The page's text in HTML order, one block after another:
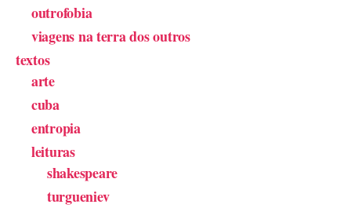
outrofobia
viagens na terra dos outros
textos
arte
cuba
entropia
leituras
shakespeare
turgueniev